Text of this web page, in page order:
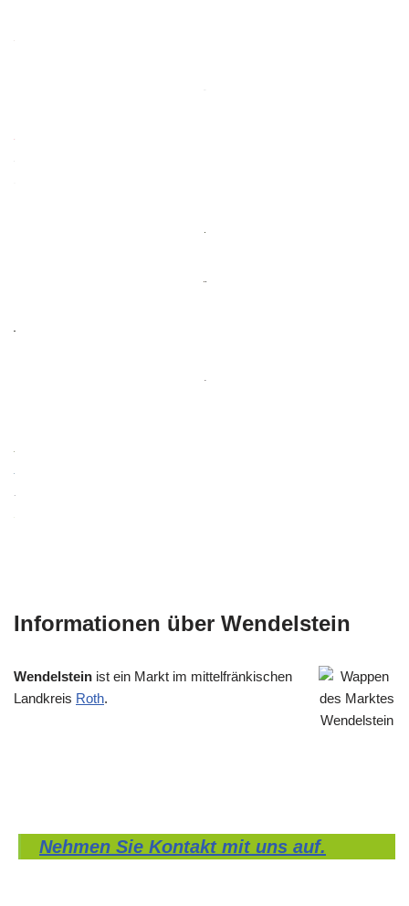
Informationen über Wendelstein
Wendelstein ist ein Markt im mittelfränkischen
Landkreis Roth.
Nehmen Sie Kontakt mit uns auf.